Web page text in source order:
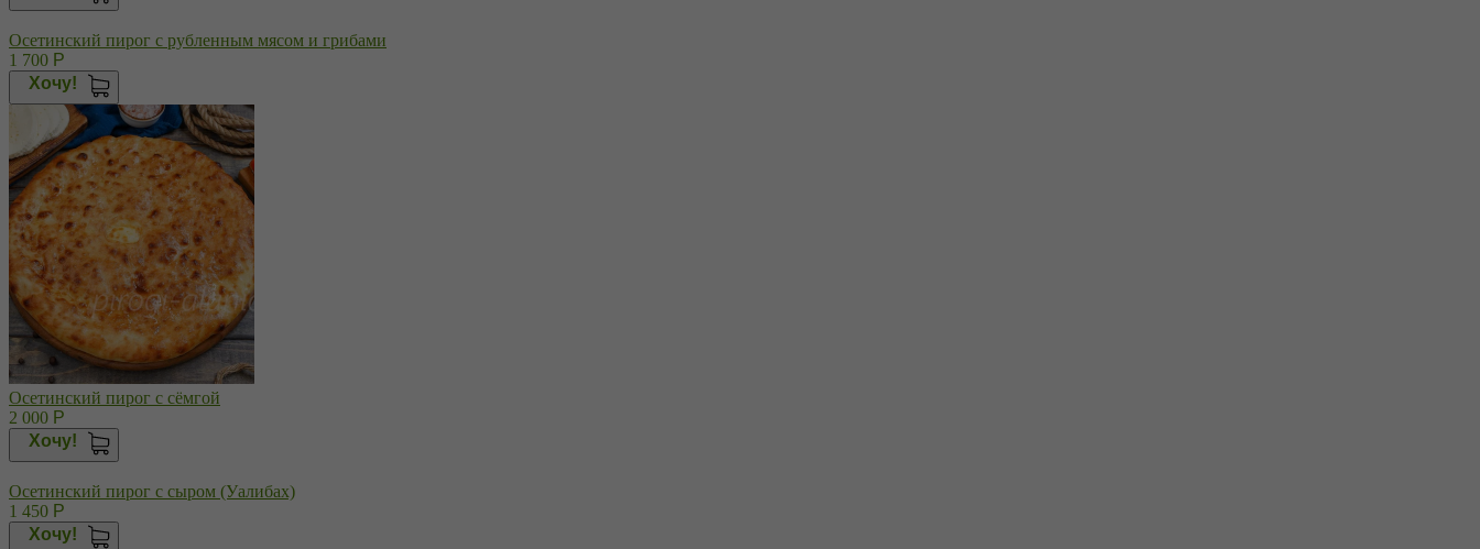
Осетинский пирог с рубленным мясом и грибами
1 700 Р
Хочу!
Осетинский пирог с сёмгой
2 000 Р
Хочу!
Осетинский пирог с сыром (Уалибах)
1 450 Р
Хочу!